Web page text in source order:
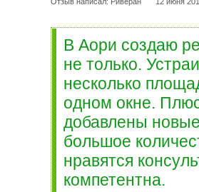
В Аори создаю
не только.
несколько
одном окне.
добавлены
большое
нравятся
компетентна.